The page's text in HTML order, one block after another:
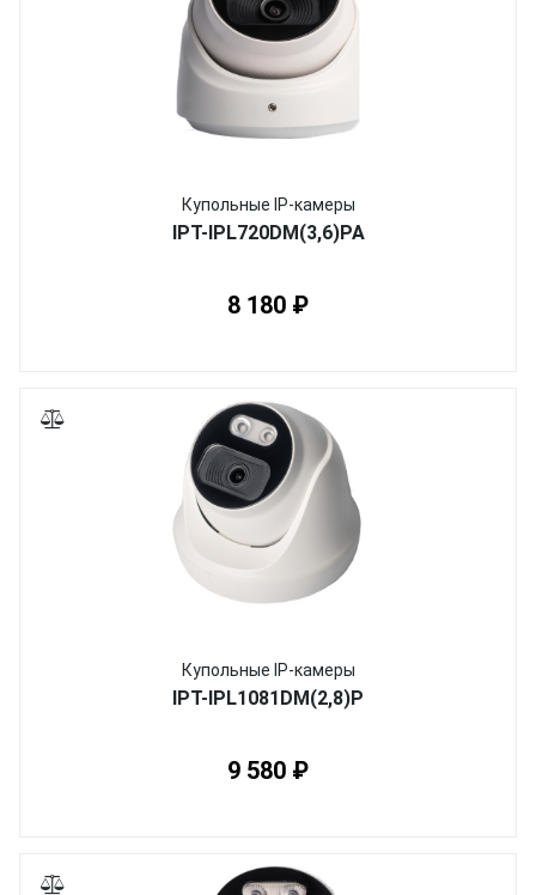
Купольные IP-камеры
IPT-IPL720DM(3,6)PA
8 180 ₽
Купольные IP-камеры
IPT-IPL1081DM(2,8)P
9 580 ₽